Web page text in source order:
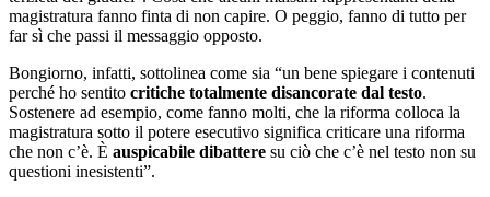
magistratura fanno finta di non capire. O peggio, fanno di tutto per
far sì che passi il messaggio opposto.
Bongiorno, infatti, sottolinea come sia “un bene spiegare i contenuti
perché ho sentito critiche totalmente disancorate dal testo.
Sostenere ad esempio, come fanno molti, che la riforma colloca la
magistratura sotto il potere esecutivo significa criticare una riforma
che non c’è. È auspicabile dibattere su ciò che c’è nel testo non su
questioni inesistenti”.